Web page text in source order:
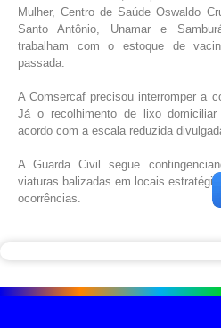
Mulher, Centro de Saúde Oswaldo
Santo Antônio, Unamar e
trabalham com o estoque de
passada.
A Comsercaf precisou interromper a
Já o recolhimento de lixo
acordo com a escala reduzida
A Guarda Civil segue
viaturas balizadas em locais
ocorrências.